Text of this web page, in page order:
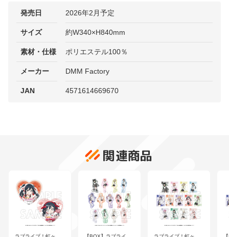
発売日 2026年2月予定
サイズ 約W340×H840mm
素材・仕様 ポリエステル100％
メーカー DMM Factory
JAN 4571614669670
関連商品